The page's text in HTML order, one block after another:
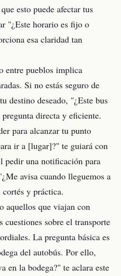
esto puede afectar tus
"¿Este horario es fijo o
esa claridad tan
entre pueblos implica
Si no estás seguro de
destino deseado, "¿Este bus
directa y eficiente.
para alcanzar tu punto
ir a [lugar]?" te guiará con
pedir una notificación para
avisa cuando lleguemos a
y práctica.
aquellos que viajan con
cuestiones sobre el transporte
La pregunta básica es
del autobús. Por ello,
en la bodega?" te aclara este